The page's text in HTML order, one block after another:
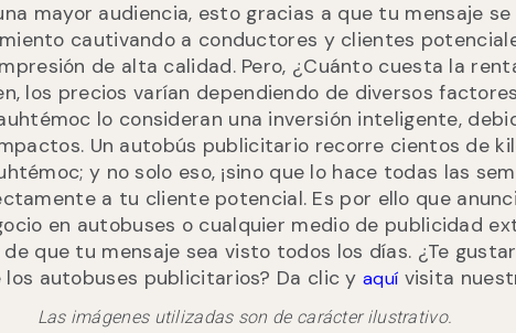
mayor audiencia, esto gracias a que tu mensaje
cautivando a conductores y clientes
de alta calidad. Pero, ¿Cuánto cuesta la
los precios varían dependiendo de diversos
lo consideran una inversión inteligente,
Un autobús publicitario recorre cientos de
y no solo eso, ¡sino que lo hace todas las
a tu cliente potencial. Es por ello que
en autobuses o cualquier medio de publicidad
que tu mensaje sea visto todos los días. ¿Te
los autobuses publicitarios? Da clic yaquí visita
Las imágenes utilizadas son de carácter ilustrativo.